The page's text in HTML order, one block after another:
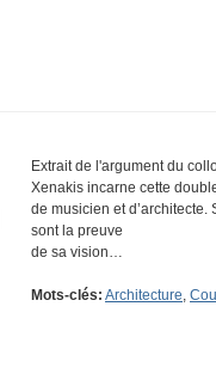
Extrait de l'argument du
Xenakis incarne cette
de musicien et
sont la preuve
de sa vision…
Mots-clés: Architecture,